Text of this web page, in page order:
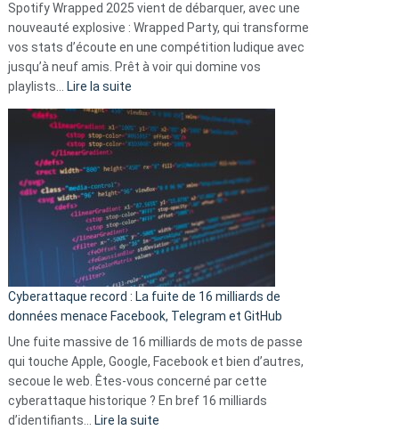
Solly
change
la
vie
sans-
abri
en
3
secondes
Spotify Wrapped 2025 vient de débarquer, avec une
nouveauté explosive : Wrapped Party, qui transforme
vos stats d’écoute en une compétition ludique avec
jusqu’à neuf amis. Prêt à voir qui domine vos
playlists… Lire la suite
Spotify
Wrapped
2025
est
:
Le
Wrapped
Party
pour
comparer
vos
goûts
musicaux
avec
9
amis
Cyberattaque record : La fuite de 16 milliards de
données menace Facebook, Telegram et GitHub
Une fuite massive de 16 milliards de mots de passe
qui touche Apple, Google, Facebook et bien d’autres,
secoue le web. Êtes-vous concerné par cette
cyberattaque historique ? En bref 16 milliards
d’identifiants… Lire la suite